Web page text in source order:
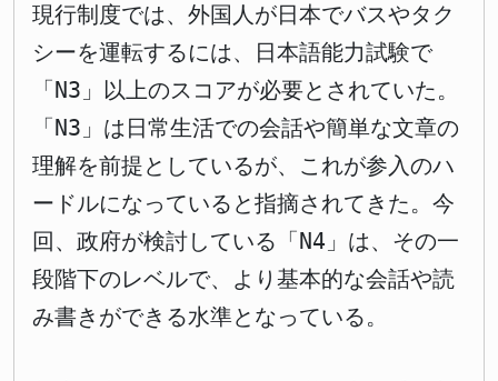
現行制度では、外国人が日本でバスやタク
シーを運転するには、日本語能力試験で
「N3」以上のスコアが必要とされていた。
「N3」は日常生活での会話や簡単な文章の
理解を前提としているが、これが参入のハ
ードルになっていると指摘されてきた。今
回、政府が検討している「N4」は、その一
段階下のレベルで、より基本的な会話や読
み書きができる水準となっている。